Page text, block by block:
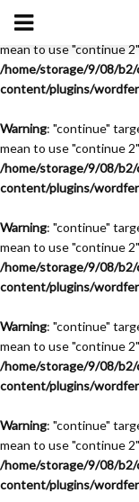
Warning
: "continue"
mean to use "continue
/home/storage/9/08/b2/
content/plugins/
Warning: "continue"
mean to use "continue
/home/storage/9/08/b2/
content/plugins/
Warning: "continue"
mean to use "continue
/home/storage/9/08/b2/
content/plugins/
Warning: "continue"
mean to use "continue
/home/storage/9/08/b2/
content/plugins/
Warning: "continue"
mean to use "continue
/home/storage/9/08/b2/
content/plugins/